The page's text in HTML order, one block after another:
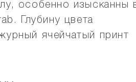
особенно изысканны
Глубину цвета
ячейчатый принт